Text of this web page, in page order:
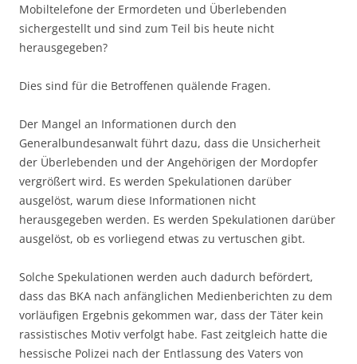
Mobiltelefone der Ermordeten und Überlebenden
sichergestellt und sind zum Teil bis heute nicht
herausgegeben?
Dies sind für die Betroffenen quälende Fragen.
Der Mangel an Informationen durch den
Generalbundesanwalt führt dazu, dass die Unsicherheit
der Überlebenden und der Angehörigen der Mordopfer
vergrößert wird. Es werden Spekulationen darüber
ausgelöst, warum diese Informationen nicht
herausgegeben werden. Es werden Spekulationen darüber
ausgelöst, ob es vorliegend etwas zu vertuschen gibt.
Solche Spekulationen werden auch dadurch befördert,
dass das BKA nach anfänglichen Medienberichten zu dem
vorläufigen Ergebnis gekommen war, dass der Täter kein
rassistisches Motiv verfolgt habe. Fast zeitgleich hatte die
hessische Polizei nach der Entlassung des Vaters von